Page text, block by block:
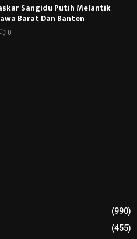
Sangidu Putih Melantik
Barat Dan Banten
0
(990)
(455)